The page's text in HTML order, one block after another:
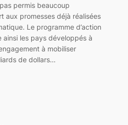
permis beaucoup
aux promesses déjà réalisées
Le programme d’action
ainsi les pays développés à
à mobiliser
de dollars…